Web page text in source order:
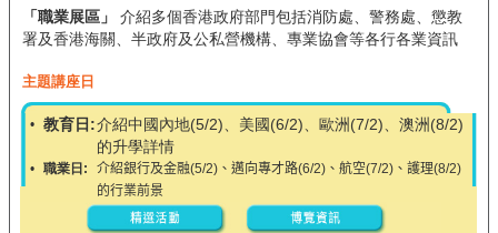
「職業展區」
介紹多個香港政府部門包括消防處、警務處、懲教
署及香港海關、半政府及公私營機構、專業協會等各行各業資訊
主題講座日
• 教育日 :介紹中國內地(5/2)、美國(6/2)、歐洲(7/2)、澳洲(8/2)
的升學詳情
• 職業日: 介紹銀行及金融(5/2) 、邁向專才路(6/2) 、航空(7/2) 、護理(8/2)
的行業前景